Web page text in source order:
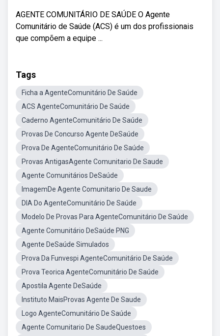
AGENTE COMUNITÁRIO DE SAÚDE O Agente
Comunitário de Saúde (ACS) é um dos profissionais
que compõem a equipe ...
Tags
Ficha a AgenteComunitário De Saúde
ACS AgenteComunitário De Saúde
Caderno AgenteComunitário De Saúde
Provas De Concurso Agente DeSaúde
Prova De AgenteComunitário De Saúde
Provas AntigasAgente Comunitario De Saude
Agente Comunitários DeSaúde
ImagemDe Agente Comunitario De Saude
DIA Do AgenteComunitário De Saúde
Modelo De Provas Para AgenteComunitário De Saúde
Agente Comunitário DeSaúde PNG
Agente DeSaúde Simulados
Prova Da Funvespi AgenteComunitário De Saúde
Prova Teorica AgenteComunitário De Saúde
Apostila Agente DeSaúde
Instituto MaisProvas Agente De Saude
Logo AgenteComunitário De Saúde
Agente Comunitario De SaudeQuestoes